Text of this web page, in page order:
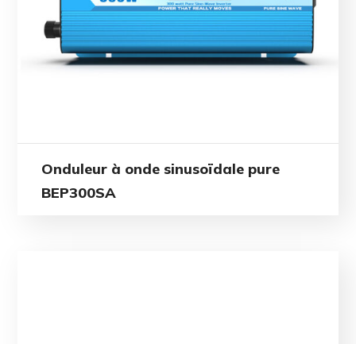
Onduleur à onde sinusoïdale pure
BEP300SA